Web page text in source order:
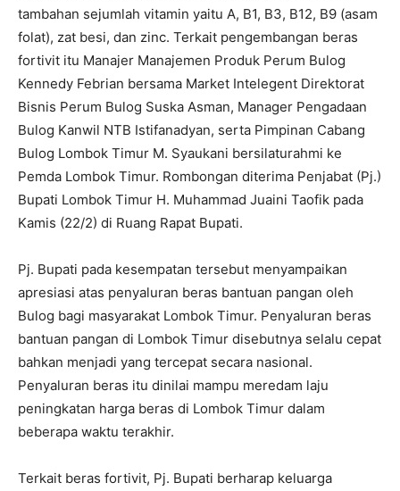
tambahan sejumlah vitamin yaitu A, B1, B3, B12, B9 (asam
folat), zat besi, dan zinc. Terkait pengembangan beras
fortivit itu Manajer Manajemen Produk Perum Bulog
Kennedy Febrian bersama Market Intelegent Direktorat
Bisnis Perum Bulog Suska Asman, Manager Pengadaan
Bulog Kanwil NTB Istifanadyan, serta Pimpinan Cabang
Bulog Lombok Timur M. Syaukani bersilaturahmi ke
Pemda Lombok Timur. Rombongan diterima Penjabat (Pj.)
Bupati Lombok Timur H. Muhammad Juaini Taofik pada
Kamis (22/2) di Ruang Rapat Bupati.
Pj. Bupati pada kesempatan tersebut menyampaikan
apresiasi atas penyaluran beras bantuan pangan oleh
Bulog bagi masyarakat Lombok Timur. Penyaluran beras
bantuan pangan di Lombok Timur disebutnya selalu cepat
bahkan menjadi yang tercepat secara nasional.
Penyaluran beras itu dinilai mampu meredam laju
peningkatan harga beras di Lombok Timur dalam
beberapa waktu terakhir.
Terkait beras fortivit, Pj. Bupati berharap keluarga